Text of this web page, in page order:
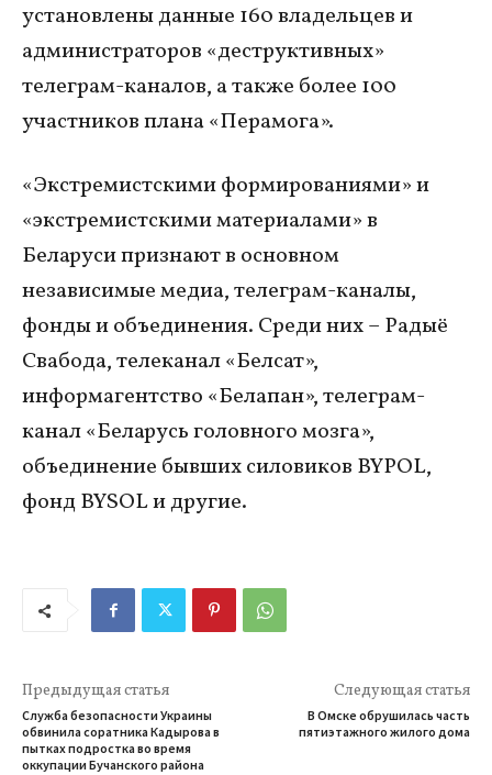
установлены данные 160 владельцев и
администраторов «деструктивных»
телеграм-каналов, а также более 100
участников плана «Перамога».
«Экстремистскими формированиями» и
«экстремистскими материалами» в
Беларуси признают в основном
независимые медиа, телеграм-каналы,
фонды и объединения. Среди них – Радыё
Свабода, телеканал «Белсат»,
информагентство «Белапан», телеграм-
канал «Беларусь головного мозга»,
объединение бывших силовиков BYPOL,
фонд BYSOLи другие.
Предыдущая статья
Служба безопасности Украины
обвинила соратника Кадырова в
пытках подростка во время
оккупации Бучанского района
Следующая статья
В Омске обрушилась часть
пятиэтажного жилого дома